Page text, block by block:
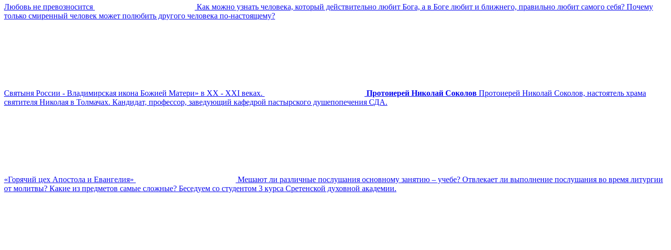
Любовь не превозносится
Как можно узнать человека, который действительно любит Бога, а в Боге любит и ближнего, правильно любит самого себя? Почему
только смиренный человек может полюбить другого человека по-настоящему?
Cвятыня России - Владимирская икона Божией Матери» в XX - XXI веках. Протоиерей Николай Соколов Протоиерей Николай Соколов, настоятель храма
святителя Николая в Толмачах. Кандидат, профессор, заведующий кафедрой пастырского душепопечения СДА.
«Горячий цех Апостола и Евангелия»
Мешают ли различные послушания основному занятию – учебе? Отвлекает ли выполнение послушания во время литургии
от молитвы? Какие из предметов самые сложные? Беседуем со студентом 3 курса Сретенской духовной академии.